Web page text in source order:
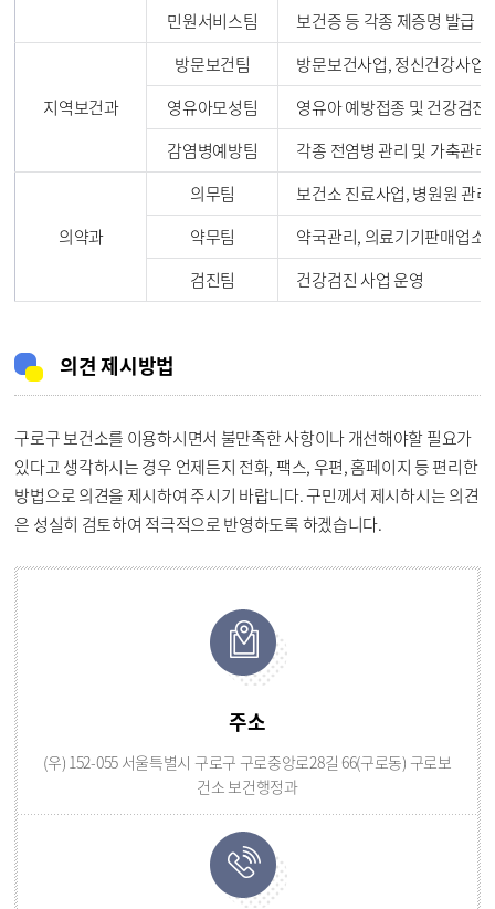
민원서비스팀
보건증 등 각종 제증명 발급
지역보건과
방문보건팀
방문보건사업, 정신건강사업
영유아모성팀
영유아 예방접종 및 건강검진
감염병예방팀
각종 전염병 관리 및 가축관리
의약과
의무팀
보건소 진료사업, 병원원 관리
약무팀
약국관리, 의료기기판매업소
검진팀
건강검진 사업 운영
의견 제시방법
구로구 보건소를 이용하시면서 불만족한 사항이나 개선해야할 필요가
있다고 생각하시는 경우 언제든지 전화, 팩스, 우편, 홈페이지 등 편리한
방법으로 의견을 제시하여 주시기 바랍니다. 구민께서 제시하시는 의견
은 성실히 검토하여 적극적으로 반영하도록 하겠습니다.
주소
(우) 152-055 서울특별시 구로구 구로중앙로28길 66(구로동) 구로보
건소 보건행정과